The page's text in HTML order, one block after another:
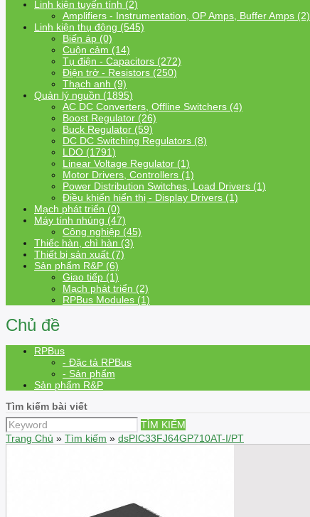
Linh kiện tuyến tính (2)
Amplifiers - Instrumentation, OP Amps, Buffer Amps (2)
Linh kiện thụ động (545)
Biến áp (0)
Cuộn cảm (14)
Tụ điện - Capacitors (272)
Điện trở - Resistors (250)
Thạch anh (9)
Quản lý nguồn (1895)
AC DC Converters, Offline Switchers (4)
Boost Regulator (26)
Buck Regulator (59)
DC DC Switching Regulators (8)
LDO (1791)
Linear Voltage Regulator (1)
Motor Drivers, Controllers (1)
Power Distribution Switches, Load Drivers (1)
Điều khiển hiển thị - Display Drivers (1)
Mạch phát triển (0)
Máy tính nhúng (47)
Công nghiệp (45)
Thiếc hàn, chì hàn (3)
Thiết bị sản xuất (7)
Sản phẩm R&P (6)
Giao tiếp (1)
Mạch phát triển (2)
RPBus Modules (1)
Chủ đề
RPBus
- Đặc tả RPBus
- Sản phẩm
Sản phẩm R&P
Tìm kiếm bài viết
TÌM KIẾM
Trang Chủ » Tìm kiếm » dsPIC33FJ64GP710AT-I/PT